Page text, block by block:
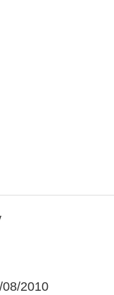
2010